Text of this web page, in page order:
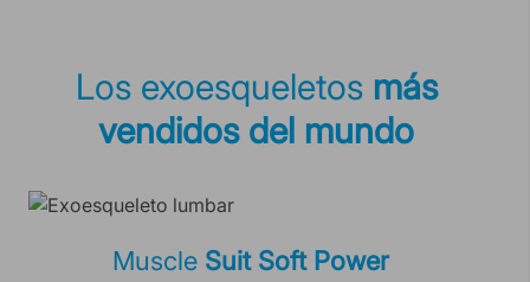
Los exoesqueletos más
vendidos del mundo
Muscle Suit Soft Power